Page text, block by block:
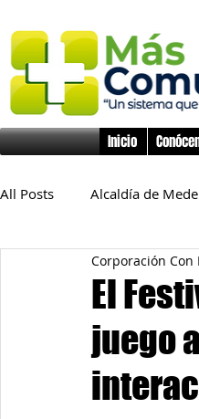
Inicio
All Posts Alcaldía de
Educación
Inclusión Social
El
juego
Corporación Con